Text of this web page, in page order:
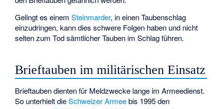
Gelingt es einemSteinmarder, in einen Taubenschlag
einzudringen, kann dies schwere Folgen haben und nicht
selten zum Tod sämtlicher Tauben im Schlag führen.
Brieftauben im militärischen Einsatz
Brieftauben dienten für Meldzwecke lange im Armeedienst.
So unterhielt dieSchweizer Armeebis 1995 den